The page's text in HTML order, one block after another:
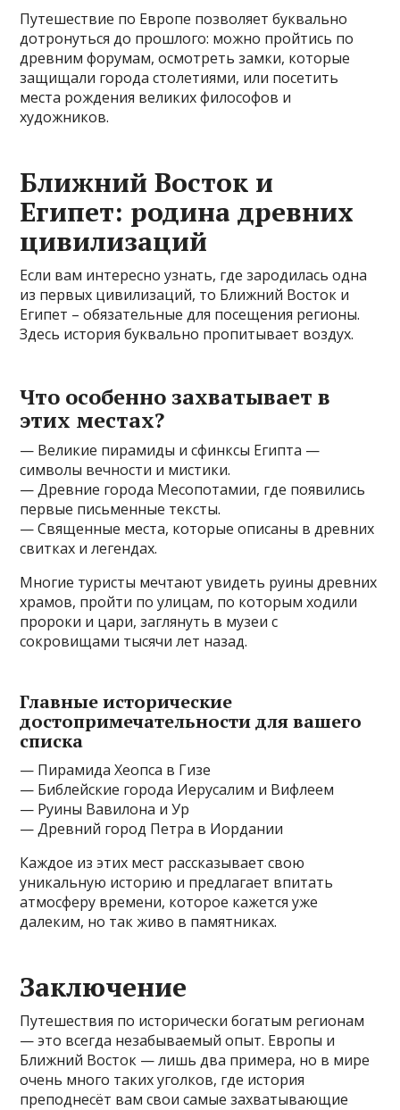
Путешествие по Европе позволяет буквально
дотронуться до прошлого: можно пройтись по
древним форумам, осмотреть замки, которые
защищали города столетиями, или посетить
места рождения великих философов и
художников.
Ближний Восток и
Египет: родина древних
цивилизаций
Если вам интересно узнать, где зародилась одна
из первых цивилизаций, то Ближний Восток и
Египет – обязательные для посещения регионы.
Здесь история буквально пропитывает воздух.
Что особенно захватывает в
этих местах?
— Великие пирамиды и сфинксы Египта —
символы вечности и мистики.
— Древние города Месопотамии, где появились
первые письменные тексты.
— Священные места, которые описаны в древних
свитках и легендах.
Многие туристы мечтают увидеть руины древних
храмов, пройти по улицам, по которым ходили
пророки и цари, заглянуть в музеи с
сокровищами тысячи лет назад.
Главные исторические
достопримечательности для вашего
списка
— Пирамида Хеопса в Гизе
— Библейские города Иерусалим и Вифлеем
— Руины Вавилона и Ур
— Древний город Петра в Иордании
Каждое из этих мест рассказывает свою
уникальную историю и предлагает впитать
атмосферу времени, которое кажется уже
далеким, но так живо в памятниках.
Заключение
Путешествия по исторически богатым регионам
— это всегда незабываемый опыт. Европы и
Ближний Восток — лишь два примера, но в мире
очень много таких уголков, где история
преподнесёт вам свои самые захватывающие